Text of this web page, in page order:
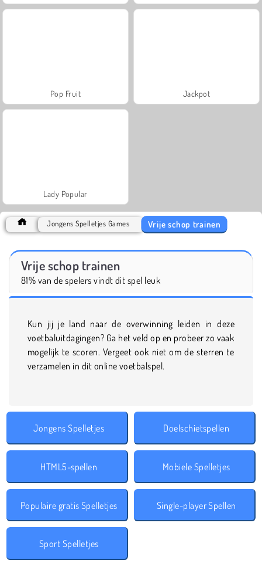
Pop Fruit Jackpot
Lady Popular
Jongens Spelletjes Games Vrije schop trainen
Vrije schop trainen
81% van de spelers vindt dit spel leuk
Kun jij je land naar de overwinning leiden in deze
voetbaluitdagingen? Ga het veld op en probeer zo vaak
mogelijk te scoren. Vergeet ook niet om de sterren te
verzamelen in dit online voetbalspel.
Jongens Spelletjes Doelschietspellen
HTML5-spellen Mobiele Spelletjes
Populaire gratis Spelletjes Single-player Spellen
Sport Spelletjes